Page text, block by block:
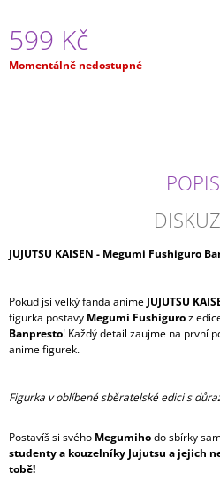
599 Kč
Měrná
Momentálně nedostupné
POPIS
JUJUTSU KAISEN - Megumi Fushiguro
Pokud jsi velký fanda anime JUJUTSU
figurka postavy Megumi Fushiguroz
Banpresto! Každý detail zaujme na první
anime figurek.
Figurka v oblíbené sběratelské edici s
Postavíš si svého Megumihodo sbírky
studenty a kouzelníky Jujutsu a jejich
tobě!
Č
U
J
GLITTER&GLAMOURS
599